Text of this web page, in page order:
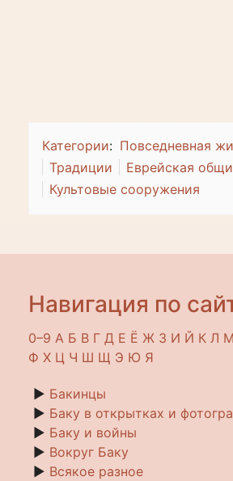
Категории: Повседневная
Традиции
Еврейская
Культовые сооружения
Навигация по
0–9 A Б В Г Д Е Ё Ж З И Й К Л М
Ф Х Ц Ч Ш Щ Э Ю Я
► Бакинцы
► Баку в открытках и
► Баку и войны
► Вокруг Баку
► Всякое разное